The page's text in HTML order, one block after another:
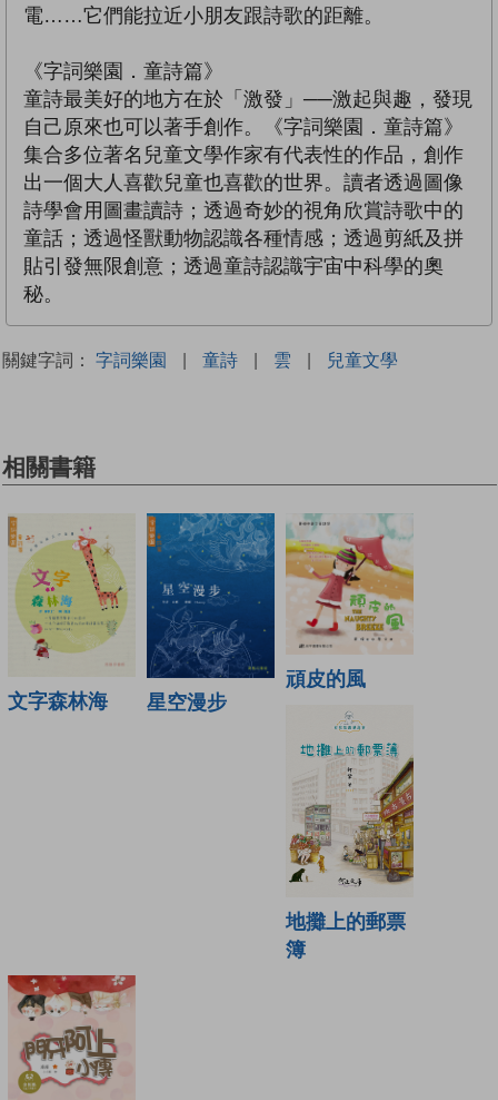
電……它們能拉近小朋友跟詩歌的距離。
《字詞樂園．童詩篇》
童詩最美好的地方在於「激發」──激起與趣，發現
自己原來也可以著手創作。《字詞樂園．童詩篇》
集合多位著名兒童文學作家有代表性的作品，創作
出一個大人喜歡兒童也喜歡的世界。讀者透過圖像
詩學會用圖畫讀詩；透過奇妙的視角欣賞詩歌中的
童話；透過怪獸動物認識各種情感；透過剪紙及拼
貼引發無限創意；透過童詩認識宇宙中科學的奧
秘。
關鍵字詞： 字詞樂園 | 童詩 | 雲 | 兒童文學
相關書籍
文字森林海 星空漫步
頑皮的風
地攤上的郵票
簿